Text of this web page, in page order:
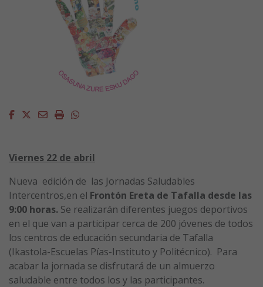
Facebook
Twitter
EmailImprimirWhatsapp
Viernes 22 de abril
Nueva edición de las Jornadas Saludables
Intercentros,en el Frontón Ereta de Tafalla desde las
9:00 horas. Se realizarán diferentes juegos deportivos
en el que van a participar cerca de 200 jóvenes de todos
los centros de educación secundaria de Tafalla
(Ikastola-Escuelas Pías-Instituto y Politécnico). Para
acabar la jornada se disfrutará de un almuerzo
saludable entre todos los y las participantes.